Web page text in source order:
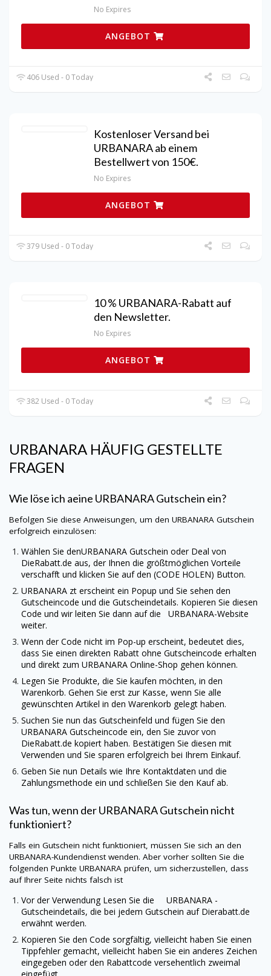
No Expires
ANGEBOT
406 Used - 0 Today
Kostenloser Versand bei
URBANARA ab einem
Bestellwert von 150€.
No Expires
ANGEBOT
379 Used - 0 Today
10 % URBANARA-Rabatt auf
den Newsletter.
No Expires
ANGEBOT
382 Used - 0 Today
URBANARA HÄUFIG GESTELLTE
FRAGEN
Wie löse ich aeine URBANARAGutschein ein?
Befolgen Sie diese Anweisungen, um den URBANARA Gutschein
erfolgreich einzulösen:
Wählen Sie denURBANARA Gutschein oder Deal von
DieRabatt.de aus, der Ihnen die größtmöglichen Vorteile
verschafft und klicken Sie auf den (CODE HOLEN) Button.
URBANARA zt erscheint ein Popup und Sie sehen den
Gutscheincode und die Gutscheindetails. Kopieren Sie diesen
Code und wir leiten Sie dann auf die URBANARA-Website
weiter.
Wenn der Code nicht im Pop-up erscheint, bedeutet dies,
dass Sie einen direkten Rabatt ohne Gutscheincode erhalten
und direkt zum URBANARA Online-Shop gehen können.
Legen Sie Produkte, die Sie kaufen möchten, in den
Warenkorb. Gehen Sie erst zur Kasse, wenn Sie alle
gewünschten Artikel in den Warenkorb gelegt haben.
Suchen Sie nun das Gutscheinfeld und fügen Sie den
URBANARA Gutscheincode ein, den Sie zuvor von
DieRabatt.de kopiert haben. Bestätigen Sie diesen mit
Verwenden und Sie sparen erfolgreich bei Ihrem Einkauf.
Geben Sie nun Details wie Ihre Kontaktdaten und die
Zahlungsmethode ein und schließen Sie den Kauf ab.
Was tun, wenn derURBANARAGutschein nicht
funktioniert?
Falls ein Gutschein nicht funktioniert, müssen Sie sich an den
URBANARA-Kundendienst wenden. Aber vorher sollten Sie die
folgenden Punkte URBANARA prüfen, um sicherzustellen, dass
auf Ihrer Seite nichts falsch ist
Vor der Verwendung Lesen Sie die URBANARA -
Gutscheindetails, die bei jedem Gutschein aufDierabatt.de
erwähnt werden.
Kopieren Sie den Code sorgfältig, vielleicht haben Sie einen
Tippfehler gemacht, vielleicht haben Sie ein anderes Zeichen
eingegeben oder den Rabattcode versehentlich zweimal
eingefügt.